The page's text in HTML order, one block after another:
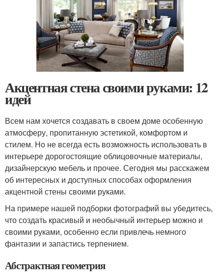
Акцентная стена своими руками: 12
идей
Всем нам хочется создавать в своем доме особенную
атмосферу, пропитанную эстетикой, комфортом и
стилем. Но не всегда есть возможность использовать в
интерьере дорогостоящие облицовочные материалы,
дизайнерскую мебель и прочее. Сегодня мы расскажем
об интересных и доступных способах оформления
акцентной стены своими руками.
На примере нашей подборки фотографий вы убедитесь,
что создать красивый и необычный интерьер можно и
своими руками, особенно если привлечь немного
фантазии и запастись терпением.
Абстрактная геометрия